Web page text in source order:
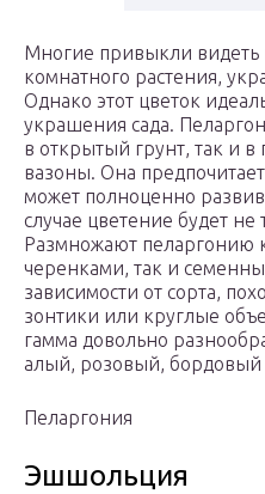
Многие привыкли видеть
комнатного растения,
Однако этот цветок
украшения сада.
в открытый грунт, так и
вазоны. Она
может полноценно
случае цветение будет
Размножают пеларгонию
черенками, так и
зависимости от сорта,
зонтики или круглые
гамма довольно
алый, розовый, бордовый
Пеларгония
Эшшольция